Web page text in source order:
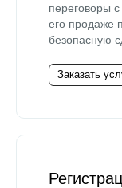
переговоры
его продаже
безопасную
Заказать